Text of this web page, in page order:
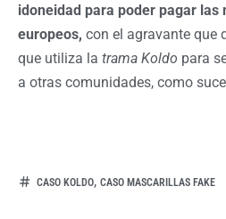
idoneidad para poder pagar
europeos, con el agravante que
que utiliza la trama Koldo para
a otras comunidades, como
CASO KOLDO, CASO MASCARILLAS FAKE